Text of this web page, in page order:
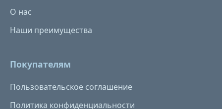
О нас
Наши преимущества
Покупателям
Пользовательское соглашение
Политика конфиденциальности